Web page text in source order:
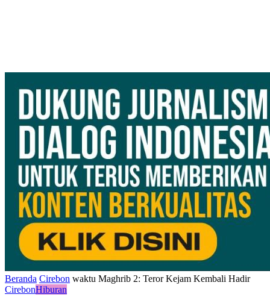
Beranda Cirebon waktu Maghrib 2: Teror Kejam Kembali Hadir
CirebonHiburan